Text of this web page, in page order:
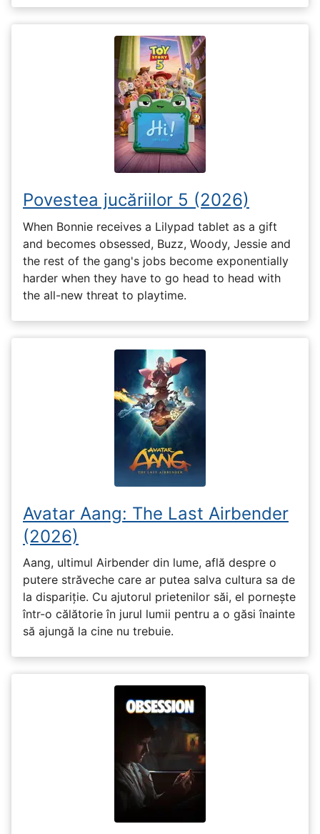
Povestea jucăriilor 5 (2026)
When Bonnie receives a Lilypad tablet as a gift
and becomes obsessed, Buzz, Woody, Jessie and
the rest of the gang's jobs become exponentially
harder when they have to go head to head with
the all-new threat to playtime.
Avatar Aang: The Last Airbender
(2026)
Aang, ultimul Airbender din lume, află despre o
putere străveche care ar putea salva cultura sa de
la dispariție. Cu ajutorul prietenilor săi, el pornește
într-o călătorie în jurul lumii pentru a o găsi înainte
să ajungă la cine nu trebuie.